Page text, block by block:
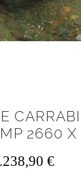
2660 X
€